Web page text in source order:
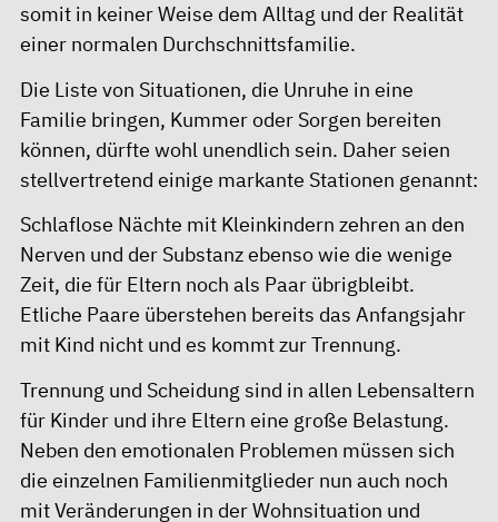
somit in keiner Weise dem Alltag und der Realität
einer normalen Durchschnittsfamilie.
Die Liste von Situationen, die Unruhe in eine
Familie bringen, Kummer oder Sorgen bereiten
können, dürfte wohl unendlich sein. Daher seien
stellvertretend einige markante Stationen genannt:
Schlaflose Nächte mit Kleinkindern zehren an den
Nerven und der Substanz ebenso wie die wenige
Zeit, die für Eltern noch als Paar übrigbleibt.
Etliche Paare überstehen bereits das Anfangsjahr
mit Kind nicht und es kommt zur Trennung.
Trennung und Scheidung sind in allen Lebensaltern
für Kinder und ihre Eltern eine große Belastung.
Neben den emotionalen Problemen müssen sich
die einzelnen Familienmitglieder nun auch noch
mit Veränderungen in der Wohnsituation und